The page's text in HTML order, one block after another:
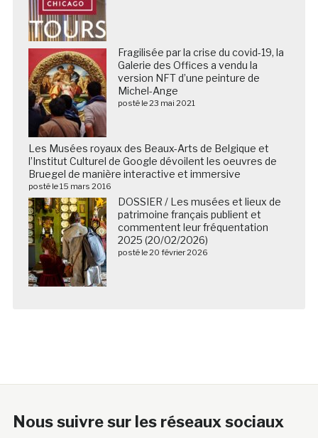
Fragilisée par la crise du covid-19, la
Galerie des Offices a vendu la
version NFT d’une peinture de
Michel-Ange
posté le 23 mai 2021
Les Musées royaux des Beaux-Arts de Belgique et
l’Institut Culturel de Google dévoilent les oeuvres de
Bruegel de manière interactive et immersive
posté le 15 mars 2016
DOSSIER / Les musées et lieux de
patrimoine français publient et
commentent leur fréquentation
2025 (20/02/2026)
posté le 20 février 2026
Nous suivre sur les réseaux sociaux